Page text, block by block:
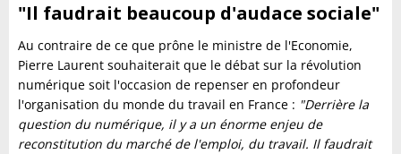
"Il faudrait beaucoup d'audace sociale"
Au contraire de ce que prône le ministre de l'Economie,
Pierre Laurent souhaiterait que le débat sur la révolution
numérique soit l'occasion de repenser en profondeur
l'organisation du monde du travail en France : "Derrière la
question du numérique, il y a un énorme enjeu de
reconstitution du marché de l'emploi, du travail. Il faudrait